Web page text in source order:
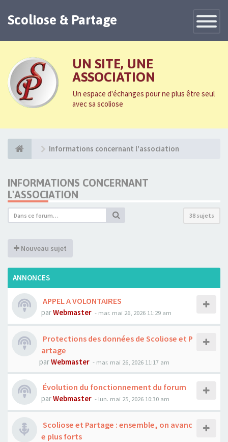
Toggle
Scoliose & Partage
UN SITE, UNE
ASSOCIATION
Un espace d'échanges pour ne plus être seul
avec sa scoliose
Informations concernant l'association
INFORMATIONS CONCERNANT
L'ASSOCIATION
38 sujets
Nouveau sujet
ANNONCES
APPEL A VOLONTAIRES
parWebmaster - mar. mai 26, 2026 11:29 am
Protections des données de Scoliose et P
artage
parWebmaster - mar. mai 26, 2026 11:17 am
Évolution du fonctionnement du forum
parWebmaster - lun. mai 25, 2026 10:30 am
Scoliose et Partage : ensemble, on avanc
e plus forts